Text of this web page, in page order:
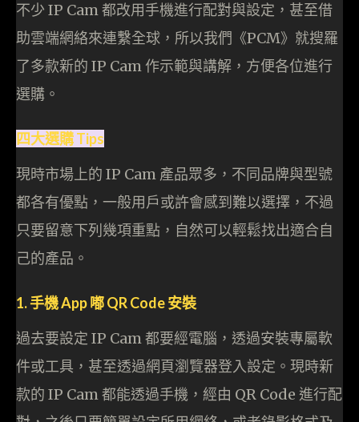
不少 IP Cam 都改用手機進行配對與設定，甚至借
助雲端網絡來連繫全球，所以我們《PCM》就搜羅
了多款新的 IP Cam 作示範與講解，方便各位進行
選購。
四大選購 Tips
現時市場上的 IP Cam 產品眾多，不同品牌與型號
都各有優點，一般用戶或許會感到難以選擇，不過
只要留意下列幾項重點，自然可以輕鬆找出適合自
己的產品。
1. 手機 App 嘟 QR Code 安裝
過去要設定 IP Cam 都要經電腦，透過安裝專屬軟
件或工具，甚至透過網頁瀏覽器登入設定。現時新
款的 IP Cam 都能透過手機，經由 QR Code 進行配